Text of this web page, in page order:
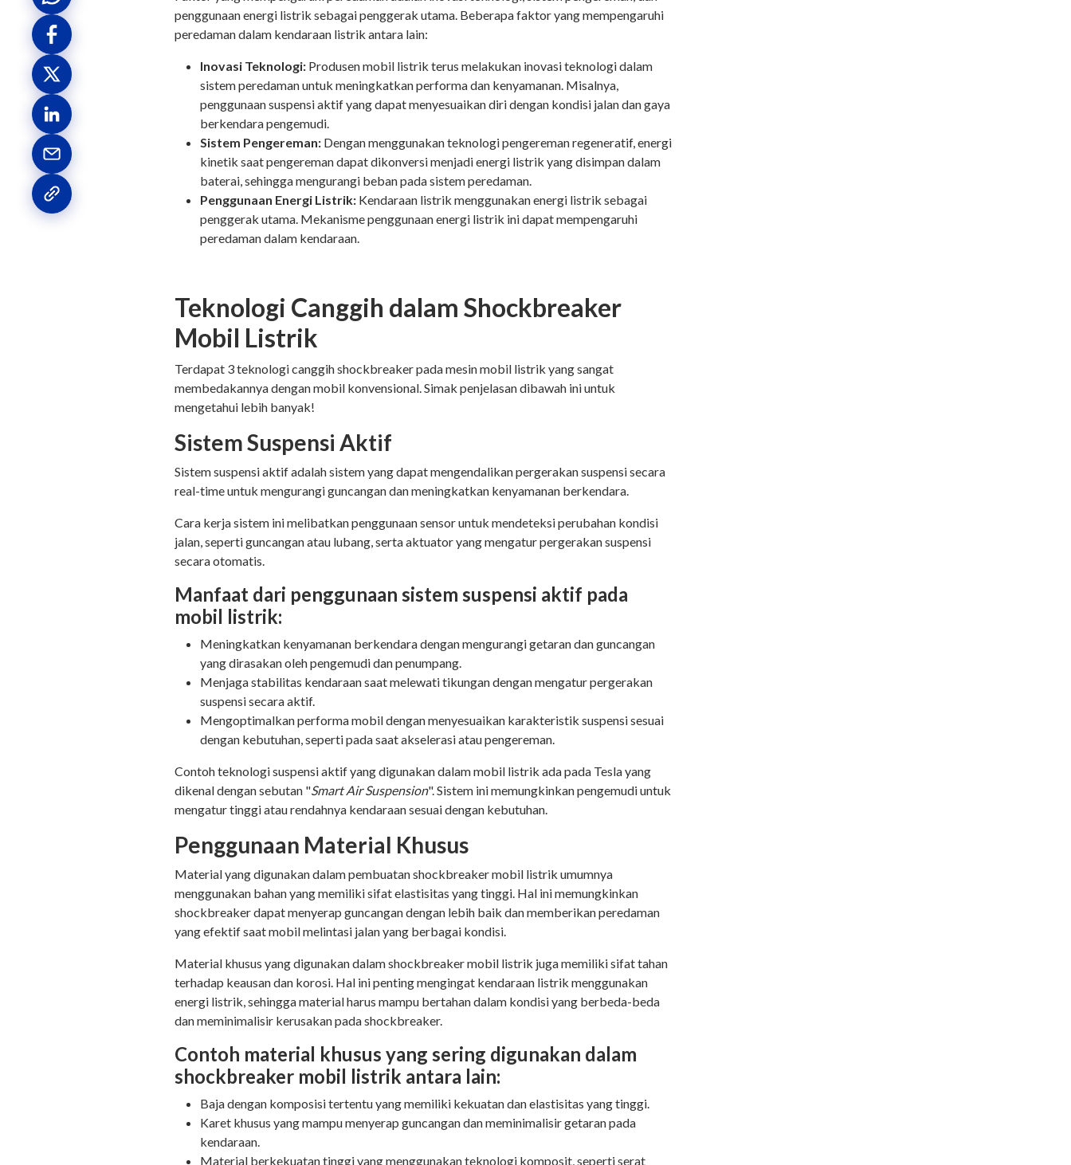
penggunaan energi listrik sebagai penggerak utama. Beberapa faktor yang mempengaruhi
peredaman dalam kendaraan listrik antara lain:
Inovasi Teknologi: Produsen mobil listrik terus melakukan inovasi teknologi dalam
sistem peredaman untuk meningkatkan performa dan kenyamanan. Misalnya,
penggunaan suspensi aktif yang dapat menyesuaikan diri dengan kondisi jalan dan gaya
berkendara pengemudi.
Sistem Pengereman: Dengan menggunakan teknologi pengereman regeneratif, energi
kinetik saat pengereman dapat dikonversi menjadi energi listrik yang disimpan dalam
baterai, sehingga mengurangi beban pada sistem peredaman.
Penggunaan Energi Listrik: Kendaraan listrik menggunakan energi listrik sebagai
penggerak utama. Mekanisme penggunaan energi listrik ini dapat mempengaruhi
peredaman dalam kendaraan.
Teknologi Canggih dalam Shockbreaker
Mobil Listrik
Terdapat 3 teknologi canggih shockbreaker pada mesin mobil listrik yang sangat
membedakannya dengan mobil konvensional. Simak penjelasan dibawah ini untuk
mengetahui lebih banyak!
Sistem Suspensi Aktif
Sistem suspensi aktif adalah sistem yang dapat mengendalikan pergerakan suspensi secara
real-time untuk mengurangi guncangan dan meningkatkan kenyamanan berkendara.
Cara kerja sistem ini melibatkan penggunaan sensor untuk mendeteksi perubahan kondisi
jalan, seperti guncangan atau lubang, serta aktuator yang mengatur pergerakan suspensi
secara otomatis.
Manfaat dari penggunaan sistem suspensi aktif pada
mobil listrik:
Meningkatkan kenyamanan berkendara dengan mengurangi getaran dan guncangan
yang dirasakan oleh pengemudi dan penumpang.
Menjaga stabilitas kendaraan saat melewati tikungan dengan mengatur pergerakan
suspensi secara aktif.
Mengoptimalkan performa mobil dengan menyesuaikan karakteristik suspensi sesuai
dengan kebutuhan, seperti pada saat akselerasi atau pengereman.
Contoh teknologi suspensi aktif yang digunakan dalam mobil listrik ada pada Tesla yang
dikenal dengan sebutan "Smart Air Suspension". Sistem ini memungkinkan pengemudi untuk
mengatur tinggi atau rendahnya kendaraan sesuai dengan kebutuhan.
Penggunaan Material Khusus
Material yang digunakan dalam pembuatan shockbreaker mobil listrik umumnya
menggunakan bahan yang memiliki sifat elastisitas yang tinggi. Hal ini memungkinkan
shockbreaker dapat menyerap guncangan dengan lebih baik dan memberikan peredaman
yang efektif saat mobil melintasi jalan yang berbagai kondisi.
Material khusus yang digunakan dalam shockbreaker mobil listrik juga memiliki sifat tahan
terhadap keausan dan korosi. Hal ini penting mengingat kendaraan listrik menggunakan
energi listrik, sehingga material harus mampu bertahan dalam kondisi yang berbeda-beda
dan meminimalisir kerusakan pada shockbreaker.
Contoh material khusus yang sering digunakan dalam
shockbreaker mobil listrik antara lain:
Baja dengan komposisi tertentu yang memiliki kekuatan dan elastisitas yang tinggi.
Karet khusus yang mampu menyerap guncangan dan meminimalisir getaran pada
kendaraan.
Material berkekuatan tinggi yang menggunakan teknologi komposit, seperti serat